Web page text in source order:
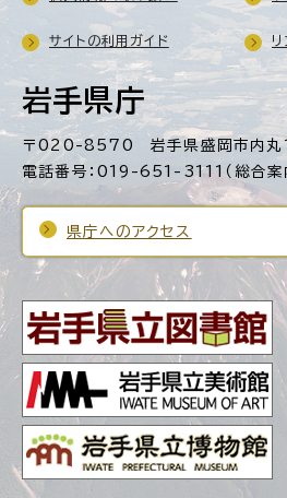
岩手県庁
〒020-8570 岩手県盛岡市内丸
電話番号：019-651-3111（総合案
県庁へのアクセス
サイトの利用ガイド